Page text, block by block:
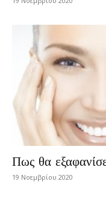
Πως θα
19 Νοεμβρίου 2020